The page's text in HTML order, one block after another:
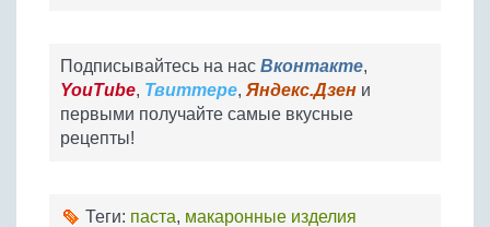
Подписывайтесь на нас Вконтакте,
YouTube, Твиттере, Яндекс.Дзен и
первыми получайте самые вкусные
рецепты!
Теги: паста, макаронные изделия